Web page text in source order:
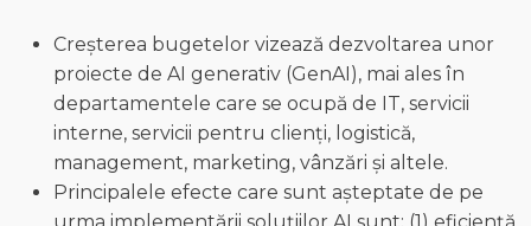
Creșterea bugetelor vizează dezvoltarea unor
proiecte de AI generativ (GenAI), mai ales în
departamentele care se ocupă de IT, servicii
interne, servicii pentru clienți, logistică,
management, marketing, vânzări și altele.
Principalele efecte care sunt așteptate de pe